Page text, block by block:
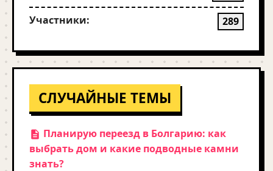
Участники: 289
СЛУЧАЙНЫЕ ТЕМЫ
Планирую переезд в Болгарию: как
выбрать дом и какие подводные камни
знать?